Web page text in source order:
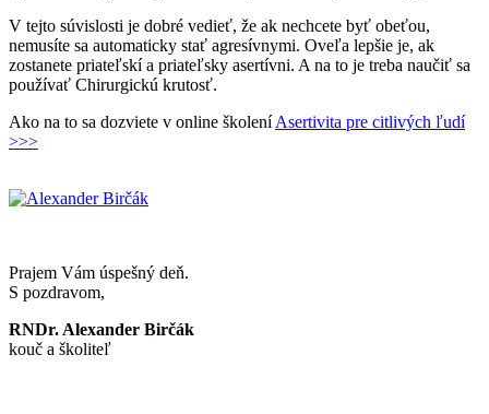
V tejto súvislosti je dobré vedieť, že ak nechcete byť obeťou,
nemusíte sa automaticky stať agresívnymi. Oveľa lepšie je, ak
zostanete priateľskí a priateľsky asertívni. A na to je treba naučiť sa
používať Chirurgickú krutosť.
Ako na to sa dozviete v online školeníAsertivita pre citlivých ľudí
>>>
Prajem Vám úspešný deň.
S pozdravom,
RNDr. Alexander Birčák
kouč a školiteľ